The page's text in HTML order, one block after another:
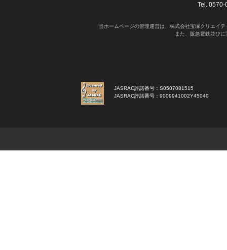
Tel.
当ホームページの管理運営は、株式会社宝塚クリエイ
また、阪急電鉄並び
JASRAC許諾番号：S0507081515
JASRAC許諾番号：9009941002Y45040